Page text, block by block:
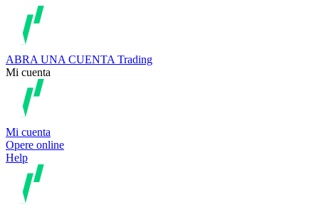
ABRA UNA CUENTA Trading
Mi cuenta
Mi cuenta
Opere online
Help